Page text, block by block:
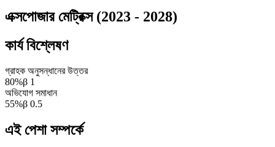
এক্সপোজার মেট্রিক্স (2023 - 2028)
কার্য বিশ্লেষণ
গ্রাহক অনুসন্ধানের উত্তর
80%β 1
অভিযোগ সমাধান
55%β 0.5
এই পেশা সম্পর্কে